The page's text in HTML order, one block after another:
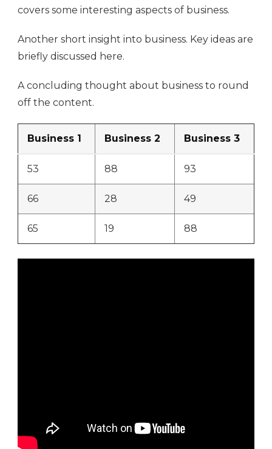
covers some interesting aspects of business.
Another short insight into business. Key ideas are
briefly discussed here.
A concluding thought about business to round
off the content.
Business 1 Business 2 Business 3
53 88 93
66 28 49
65 19 88